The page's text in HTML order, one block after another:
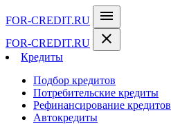
FOR-CREDIT.RU menu
FOR-CREDIT.RU close
Кредиты
Подбор кредитов
Потребительские кредиты
Рефинансирование кредитов
Автокредиты